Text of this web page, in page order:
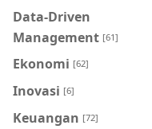
Data-Driven
Management [61]
Ekonomi [62]
Inovasi [6]
Keuangan [72]